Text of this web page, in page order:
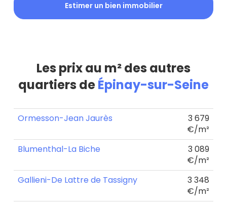
Estimer un bien immobilier
Les prix au m² des autres
quartiers deÉpinay-sur-Seine
Ormesson-Jean Jaurès
3 679
€/m²
Blumenthal-La Biche
3 089
€/m²
Gallieni-De Lattre de Tassigny
3 348
€/m²